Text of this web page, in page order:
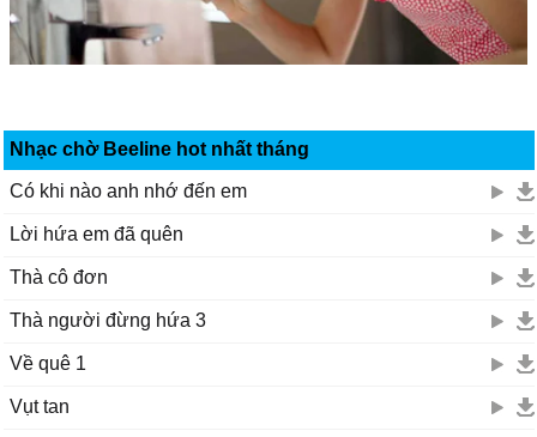
Nhạc chờ Beeline hot nhất tháng
Có khi nào anh nhớ đến em
Lời hứa em đã quên
Thà cô đơn
Thà người đừng hứa 3
Về quê 1
Vụt tan